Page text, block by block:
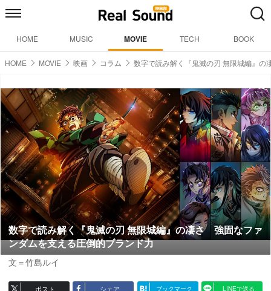
HOME MUSIC MOVIE TECH BOOK
HOME MOVIE 映画 コラム 数字で読み解く『鬼滅の刃 無限城編』の
数字で読み解く『鬼滅の刃 無限城編』の凄さ 強固なファ
ンダムを支える圧倒的ブランド力
文＝竹島ルイ
ポスト シェア ブックマーク LINEで送る